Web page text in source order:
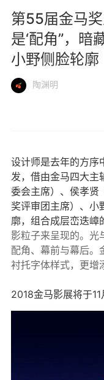
第55届金马
是‘配角”，暗
小野侧脸轮廓
陶渊明
设计师是去年的方序
发，借由金马四大主
委会主席）、侯孝贤
奖评审团主席）、小
廓，组合成层峦迭嶂
影粒子来呈现的。光
配角、幕前与幕后。
衬托字体样式，更增
2018金马影展将于11